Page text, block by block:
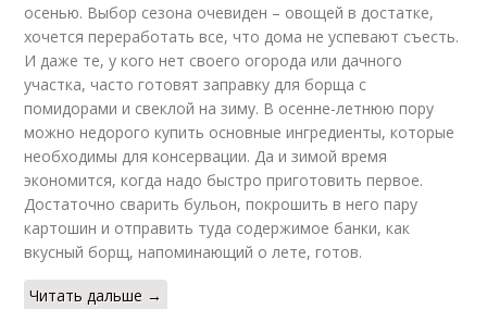
осенью. Выбор сезона очевиден – овощей в достатке,
хочется переработать все, что дома не успевают съесть.
И даже те, у кого нет своего огорода или дачного
участка, часто готовят заправку для борща с
помидорами и свеклой на зиму. В осенне-летнюю пору
можно недорого купить основные ингредиенты, которые
необходимы для консервации. Да и зимой время
экономится, когда надо быстро приготовить первое.
Достаточно сварить бульон, покрошить в него пару
картошин и отправить туда содержимое банки, как
вкусный борщ, напоминающий о лете, готов.
Читать дальше →